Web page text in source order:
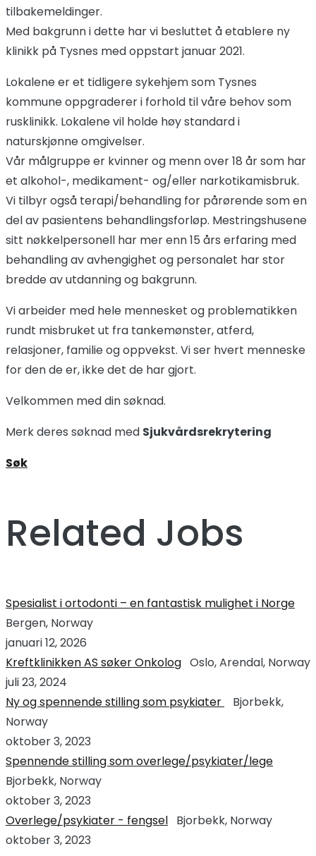
tilbakemeldinger.
Med bakgrunn i dette har vi besluttet å etablere ny
klinikk på Tysnes med oppstart januar 2021.
Lokalene er et tidligere sykehjem som Tysnes
kommune oppgraderer i forhold til våre behov som
rusklinikk. Lokalene vil holde høy standard i
naturskjønne omgivelser.
Vår målgruppe er kvinner og menn over 18 år som har
et alkohol-, medikament- og/eller narkotikamisbruk.
Vi tilbyr også terapi/behandling for pårørende som en
del av pasientens behandlingsforløp. Mestringshusene
sitt nøkkelpersonell har mer enn 15 års erfaring med
behandling av avhengighet og personalet har stor
bredde av utdanning og bakgrunn.
Vi arbeider med hele mennesket og problematikken
rundt misbruket ut fra tankemønster, atferd,
relasjoner, familie og oppvekst. Vi ser hvert menneske
for den de er, ikke det de har gjort.
Velkommen med din søknad.
Merk deres søknad med Sjukvårdsrekrytering
Søk
Related Jobs
Spesialist i ortodonti – en fantastisk mulighet i Norge
Bergen, Norway
januari 12, 2026
Kreftklinikken AS søker Onkolog Oslo, Arendal, Norway
juli 23, 2024
Ny og spennende stilling som psykiater
Bjorbekk,
Norway
oktober 3, 2023
Spennende stilling som overlege/psykiater/lege
Bjorbekk, Norway
oktober 3, 2023
Overlege/psykiater - fengsel Bjorbekk, Norway
oktober 3, 2023